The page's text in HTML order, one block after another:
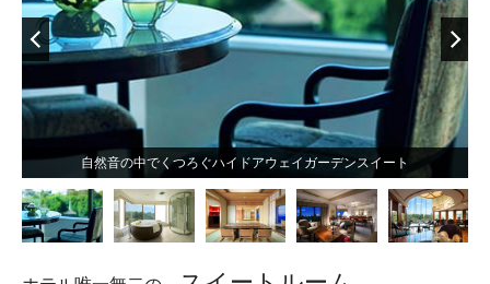
自然音の中でくつろぐハイドアウェイガーデンスイート